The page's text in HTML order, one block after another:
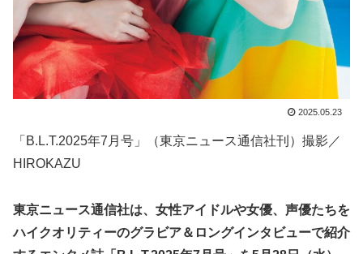
2025.05.23
「B.L.T.2025年7月号」（東京ニュース通信社刊）撮影／
HIROKAZU
東京ニュース通信社は、女性アイドルや女優、声優たちを
ハイクオリティーのグラビア＆ロングインタビューで紹介